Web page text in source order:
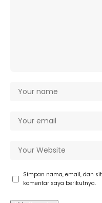
Simpan nama, email, dan
komentar saya berikutnya.